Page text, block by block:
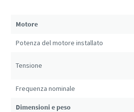
Motore
Potenza del motore installato
Tensione
Frequenza nominale
Dimensioni e peso